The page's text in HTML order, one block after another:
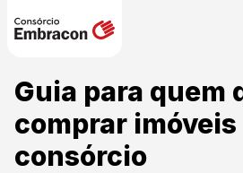
Guia para quem
comprar imóveis
consórcio